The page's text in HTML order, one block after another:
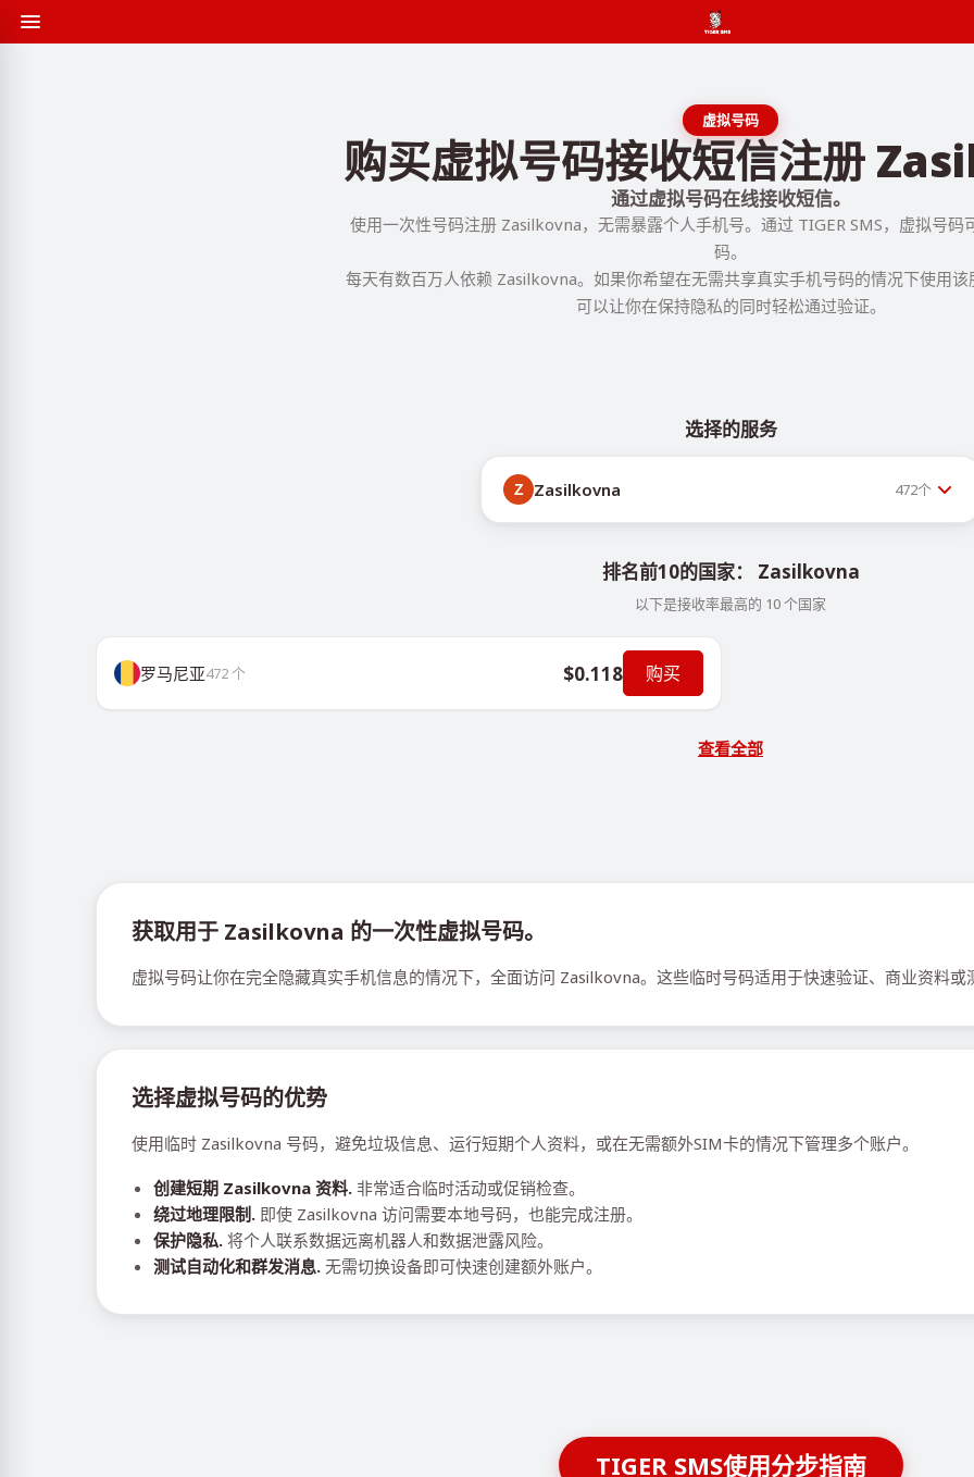
虚拟号码
购买虚拟号码接收短信注册
通过虚拟号码在线接收短信。
使用一次性号码注册 Zasilkovna，无需暴露个人手机号。通过 TIGER SMS，虚拟号码
码。
每天有数百万人依赖 Zasilkovna。如果你希望在无需共享真实手机号码的情况下使用
可以让你在保持隐私的同时轻松通过验证。
选择的服务
Zasilkovna 472个
排名前10的国家： Zasilkovna
以下是接收率最高的 10 个国家
罗马尼亚472个 $0.118 购买
查看全部
获取用于 Zasilkovna 的一次性虚拟号码。
虚拟号码让你在完全隐藏真实手机信息的情况下，全面访问 Zasilkovna。这些临时号码适用于快速验证、商业资料或
选择虚拟号码的优势
使用临时 Zasilkovna 号码，避免垃圾信息、运行短期个人资料，或在无需额外SIM卡的情况下管理多个账户。
创建短期 Zasilkovna 资料. 非常适合临时活动或促销检查。
绕过地理限制. 即使 Zasilkovna 访问需要本地号码，也能完成注册。
保护隐私. 将个人联系数据远离机器人和数据泄露风险。
测试自动化和群发消息. 无需切换设备即可快速创建额外账户。
TIGER SMS使用分步指南